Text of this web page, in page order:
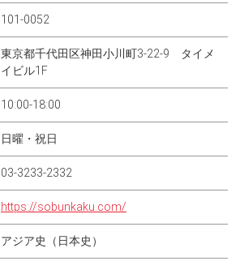
101-0052
東京都千代田区神田小川町3-22-9 タイメ
イビル1F
10:00-18:00
日曜・祝日
03-3233-2332
https://sobunkaku.com/
アジア史（日本史）